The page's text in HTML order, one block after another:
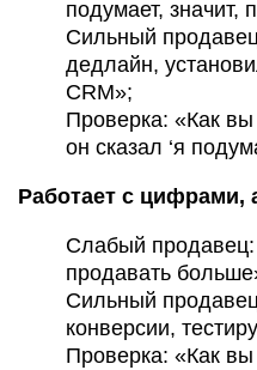
подумает, значит,
Сильный
дедлайн,
CRM»;
Проверка: «Как
он сказал ‘я
Работает с цифрами,
Слабый
продавать
Сильный
конверсии,
Проверка: «Как